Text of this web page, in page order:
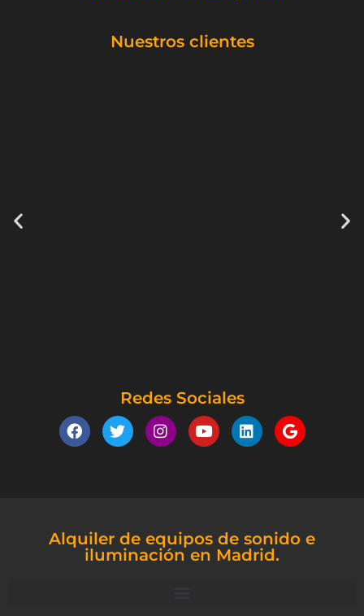
Nuestros clientes
Redes Sociales
Alquiler de equipos de sonido e
iluminación en Madrid.